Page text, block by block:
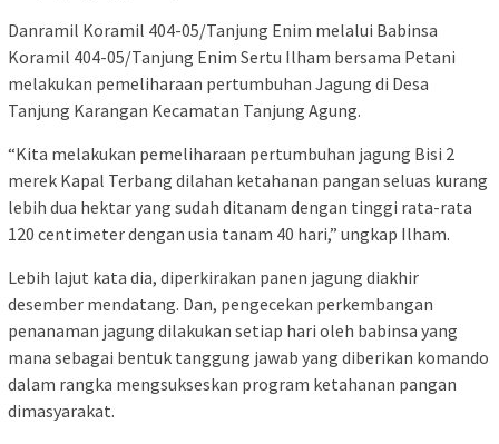
Danramil Koramil 404-05/Tanjung Enim melalui Babinsa
Koramil 404-05/Tanjung Enim Sertu Ilham bersama Petani
melakukan pemeliharaan pertumbuhan Jagung di Desa
Tanjung Karangan Kecamatan Tanjung Agung.
“Kita melakukan pemeliharaan pertumbuhan jagung Bisi 2
merek Kapal Terbang dilahan ketahanan pangan seluas kurang
lebih dua hektar yang sudah ditanam dengan tinggi rata-rata
120 centimeter dengan usia tanam 40 hari,” ungkap Ilham.
Lebih lajut kata dia, diperkirakan panen jagung diakhir
desember mendatang. Dan, pengecekan perkembangan
penanaman jagung dilakukan setiap hari oleh babinsa yang
mana sebagai bentuk tanggung jawab yang diberikan komando
dalam rangka mengsukseskan program ketahanan pangan
dimasyarakat.